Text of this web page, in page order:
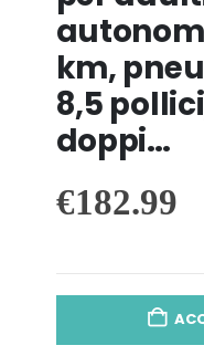
km,
8,5
doppi…
€182.99